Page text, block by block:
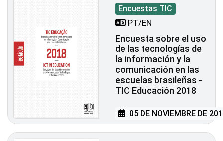
Encuestas TIC
PT/EN
Encuesta sobre el uso
de las tecnologías de
la información y la
comunicación en las
escuelas brasileñas -
TIC Educación 2018
05 DE NOVIEMBRE DE